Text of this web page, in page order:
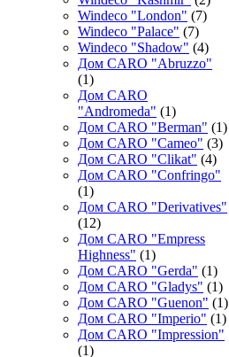
Windeco "London" (7)
Windeco "Palace" (7)
Windeco "Shadow" (4)
Дом CARO "Abruzzo"
(1)
Дом CARO
"Andromeda" (1)
Дом CARO "Berman" (1)
Дом CARO "Cameo" (3)
Дом CARO "Clikat" (4)
Дом CARO "Confringo"
(1)
Дом CARO "Derivatives"
(12)
Дом CARO "Empress
Highness" (1)
Дом CARO "Gerda" (1)
Дом CARO "Gladys" (1)
Дом CARO "Guenon" (1)
Дом CARO "Imperio" (1)
Дом CARO "Impression"
(1)